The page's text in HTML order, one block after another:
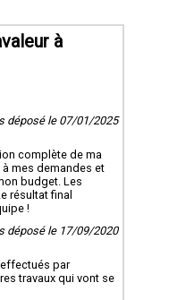
à
déposé le 07/01/2025
complète de ma
mes demandes et
budget. Les
résultat final
!
déposé le 17/09/2020
par
travaux qui vont se